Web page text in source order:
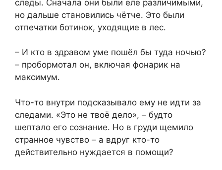
следы. Сначала они были еле различимыми,
но дальше становились чётче. Это были
отпечатки ботинок, уходящие в лес.
– И кто в здравом уме пошёл бы туда ночью?
– пробормотал он, включая фонарик на
максимум.
Что-то внутри подсказывало ему не идти за
следами. «Это не твоё дело», – будто
шептало его сознание. Но в груди щемило
странное чувство – а вдруг кто-то
действительно нуждается в помощи?